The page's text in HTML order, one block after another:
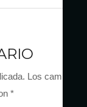
Los campos
*